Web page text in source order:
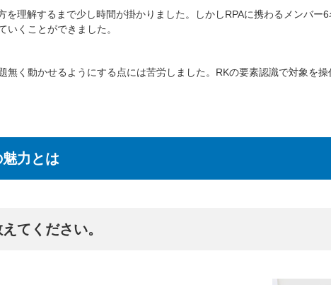
理解するまで少し時間が掛かりました。しかしRPAに携わるメンバー
いくことができました。
く動かせるようにする点には苦労しました。RKの要素認識で対象を
力とは
てください。